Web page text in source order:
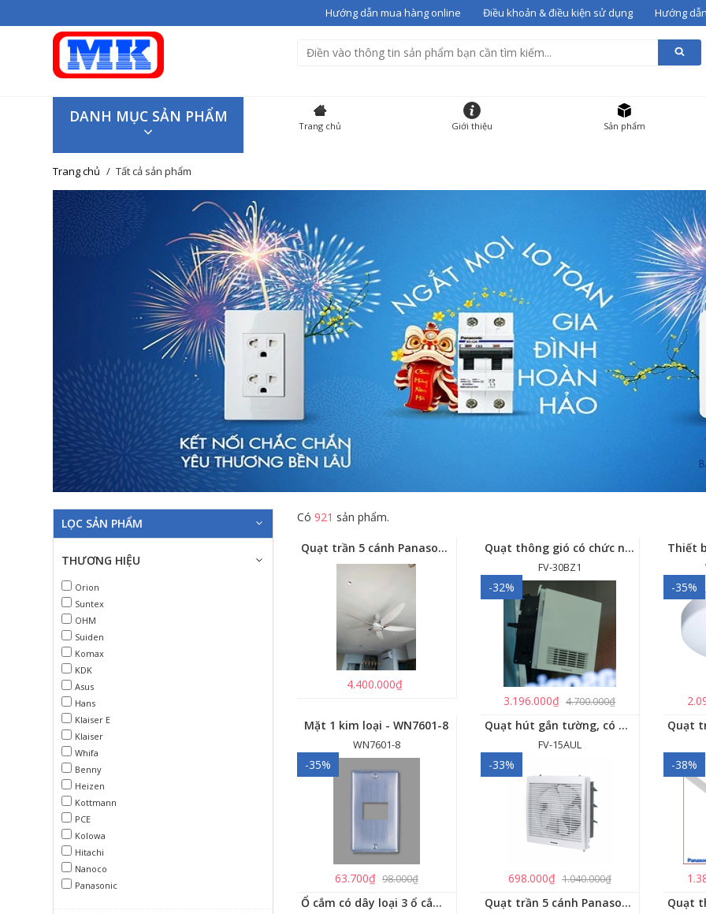
Hướng dẫn mua hàng online Điều khoản & điều kiện sử dụng Hướng
DANH MỤC SẢN PHẨM
Trang chủ Giới thiệu Sản phẩm
Trang chủ Tất cả sản phẩm
Có 921 sản phẩm.
Quạt trần 5 cánh Panasonic F-60GDS
4.400.000₫
Quạt thông gió có chức năng sưởi ấm, dùng cho phòng tắm - FV-30BZ1
FV-30BZ1
-32%
3.196.000₫ 4.700.000₫
-35%
Mặt 1 kim loại - WN7601-8
WN7601-8
-35%
63.700₫ 98.000₫
Quạt hút gắn tường, có màn che Panasonic - FV-15AUL
FV-15AUL
-33%
698.000₫ 1.040.000₫
-38%
Ổ cắm có dây loại 3 ổ cắm, 1 công tắc - WCHG24332W Quạt trần 5 cánh Panasonic F-60DGN có đèn LED và kết nối Wireless
LỌC SẢN PHẨM
THƯƠNG HIỆU
Orion
Suntex
OHM
Suiden
Komax
KDK
Asus
Hans
Klaiser E
Klaiser
Whifa
Benny
Heizen
Kottmann
PCE
Kolowa
Hitachi
Nanoco
Panasonic
sản phẩm trong giỏ hàng
SẢN PHẨM SỐ LƯỢNG
Giao hàng trên toàn quốc
Tiếp tục mua hàng